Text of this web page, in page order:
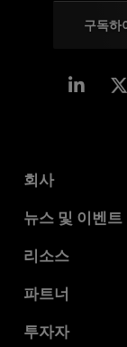
구독하
회사
AMD 소개
기업의 사회적 책
채용
문의하기
뉴스 및 이벤트
뉴스룸
미디어 라이브러
리소스
개발자 센트럴
사례 연구
파트너
AMD 파트너 허브
투자자